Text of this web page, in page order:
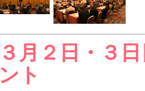
３月２日・３
ント